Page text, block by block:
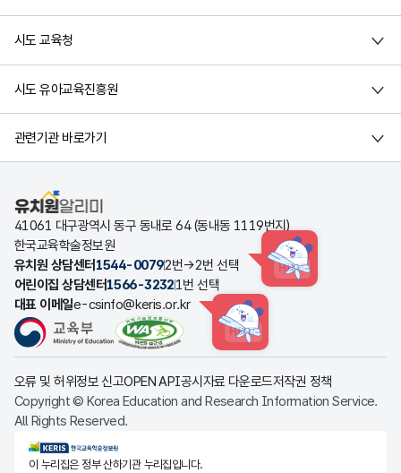
시도 교육청
시도 유아교육진흥원
관련기관 바로가기
유치원알리미
41061 대구광역시 동구 동내로 64 (동내동 1119번지)
한국교육학술정보원
유치원 상담센터 1544-00792번→2번 선택 HINT
어린이집 상담센터1566-32321번 선택
대표 이메일e-csinfo@keris.or.kr
HINT
오류 및 허위정보 신고OPEN API공시자료 다운로드저작권 정책
Copyright © Korea Education and Research Information Service.
All Rights Reserved.
KERIS한국교육학술정보원
이 누리집은 정부 산하기관 누리집입니다.